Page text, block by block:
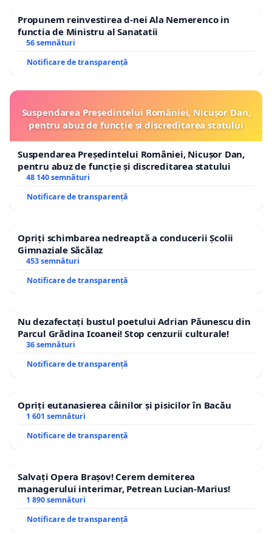
Propunem reinvestirea d-nei Ala Nemerenco in
functia de Ministru al Sanatatii
56 semnături
Notificare de transparență
Suspendarea Președintelui României, Nicușor Dan,
pentru abuz de funcție și discreditarea statului
Suspendarea Președintelui României, Nicușor Dan,
pentru abuz de funcție și discreditarea statului
48 140 semnături
Notificare de transparență
Opriți schimbarea nedreaptă a conducerii Școlii
Gimnaziale Săcălaz
453 semnături
Notificare de transparență
Nu dezafectați bustul poetului Adrian Păunescu din
Parcul Grădina Icoanei! Stop cenzurii culturale!
36 semnături
Notificare de transparență
Opriți eutanasierea câinilor și pisicilor în Bacău
1 601 semnături
Notificare de transparență
Salvați Opera Brașov! Cerem demiterea
managerului interimar, Petrean Lucian-Marius!
1 890 semnături
Notificare de transparență